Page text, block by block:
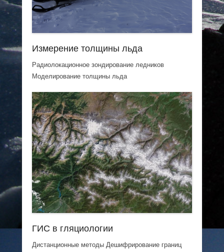
Измерение толщины льда
Радиолокационное зондирование ледников
Моделирование толщины льда
ГИС в гляциологии
Дистанционные методы Дешифрирование границ